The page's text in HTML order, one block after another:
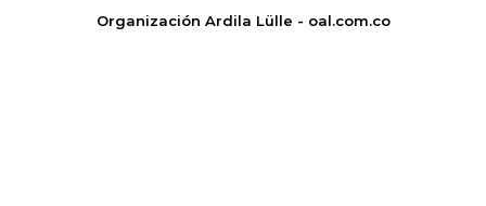
Organización Ardila Lülle - oal.com.co